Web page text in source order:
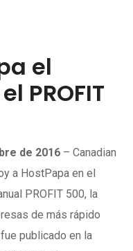
el
PROFIT
de 2016 – Canadian
a HostPapa en el
PROFIT 500, la
de más rápido
publicado en la